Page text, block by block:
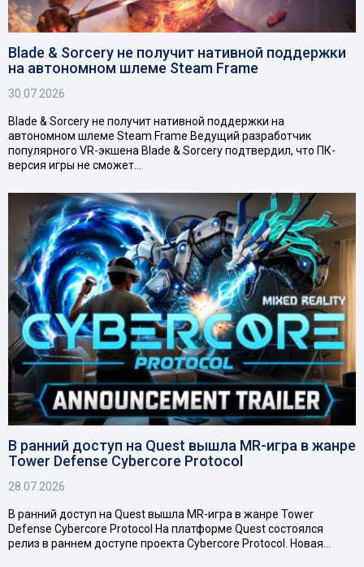
Blade & Sorcery не получит нативной поддержки
на автономном шлеме Steam Frame
30.07.2026
Blade & Sorcery не получит нативной поддержки на
автономном шлеме Steam Frame Ведущий разработчик
популярного VR-экшена Blade & Sorcery подтвердил, что ПК-
версия игры не сможет…
В ранний доступ на Quest вышла MR-игра в жанре
Tower Defense Cybercore Protocol
28.07.2026
В ранний доступ на Quest вышла MR-игра в жанре Tower
Defense Cybercore Protocol На платформе Quest состоялся
релиз в раннем доступе проекта Cybercore Protocol. Новая…